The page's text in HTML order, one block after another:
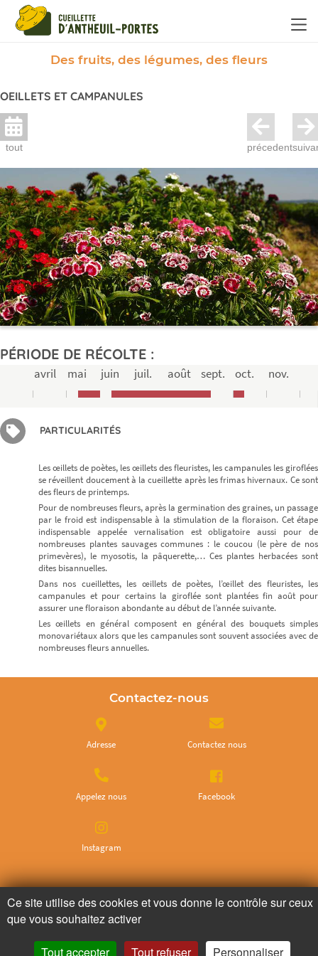
Des fruits, des légumes, des fleurs
OEILLETS ET CAMPANULES
tout précedent
PÉRIODE DE RÉCOLTE :
avril mai juin juil. août sept. oct. nov.
PARTICULARITÉS
Les œillets de poètes, les œillets des fleuristes, les campanules les giroflées
se réveillent doucement à la cueillette après les frimas hivernaux. Ce sont
des fleurs de printemps.
Pour de nombreuses fleurs, après la germination des graines, un passage
par le froid est indispensable à la stimulation de la floraison. Cet étape
indispensable appelée vernalisation est obligatoire aussi pour de
nombreuses plantes sauvages communes : le coucou (le père de nos
primevères), le myosotis, la pâquerette,… Ces plantes herbacées sont
dites bisannuelles.
Dans nos cueillettes, les œillets de poètes, l’œillet des fleuristes, les
campanules et pour certains la giroflée sont plantées fin août pour
assurer une floraison abondante au début de l’année suivante.
Les œillets en général composent en général des bouquets simples
monovariétaux alors que les campanules sont souvent associées avec de
nombreuses fleurs annuelles.
Contactez-nous
Adresse Contactez nous
Appelez nous Facebook
Instagram
Abonnez-vous à notre newsletter
Panneau de gestion des cookies
Ce site utilise des cookies et vous donne le contrôle sur ceux
que vous souhaitez activer
Tout accepter Tout refuser Personnaliser